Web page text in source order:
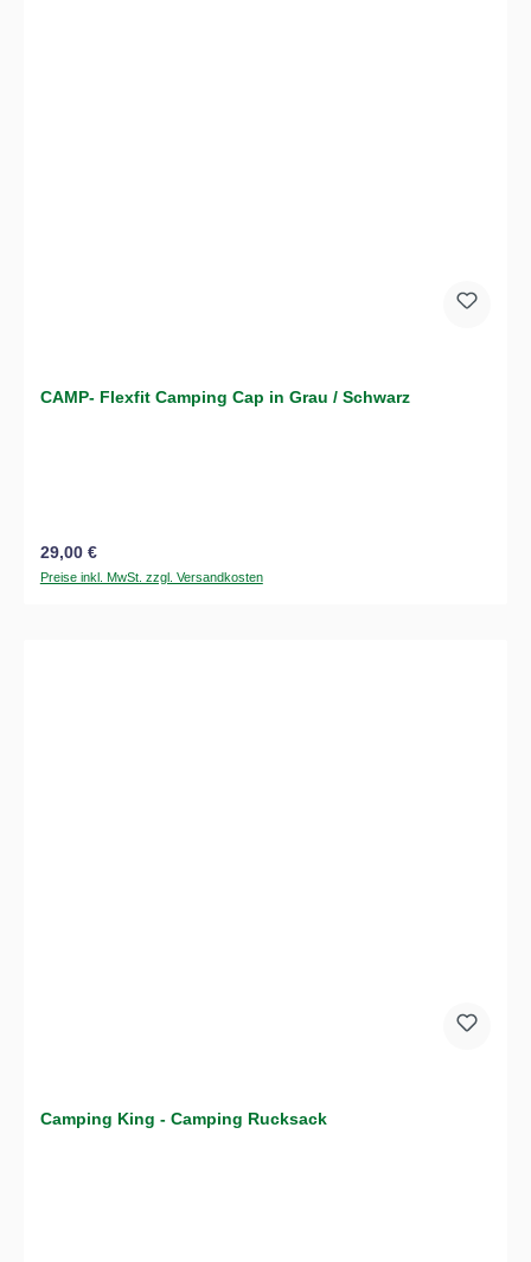
CAMP- Flexfit Camping Cap in Grau / Schwarz
Regulärer Preis:
29,00 €
Preise inkl. MwSt. zzgl. Versandkosten
Camping King - Camping Rucksack